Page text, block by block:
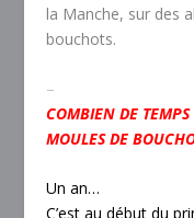
la Manche, sur des
bouchots.
–
COMBIEN DE
MOULES DE
Un an…
C’est au début du